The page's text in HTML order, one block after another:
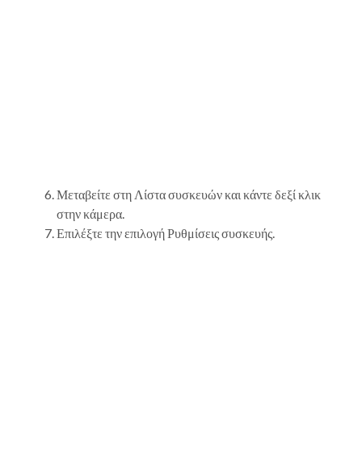
Μεταβείτε στη Λίστα συσκευών και κάντε δεξί κλικ
στην κάμερα.
Επιλέξτε την επιλογή Ρυθμίσεις συσκευής.